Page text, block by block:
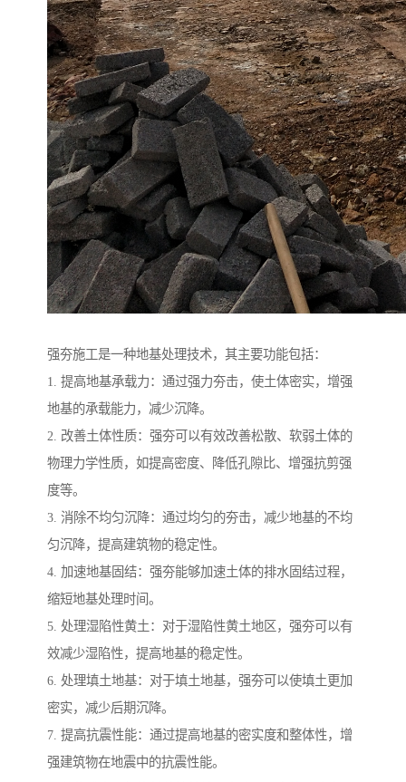
强夯施工是一种地基处理技术，其主要功能包括：
1. 提高地基承载力：通过强力夯击，使土体密实，增强
地基的承载能力，减少沉降。
2. 改善土体性质：强夯可以有效改善松散、软弱土体的
物理力学性质，如提高密度、降低孔隙比、增强抗剪强
度等。
3. 消除不均匀沉降：通过均匀的夯击，减少地基的不均
匀沉降，提高建筑物的稳定性。
4. 加速地基固结：强夯能够加速土体的排水固结过程，
缩短地基处理时间。
5. 处理湿陷性黄土：对于湿陷性黄土地区，强夯可以有
效减少湿陷性，提高地基的稳定性。
6. 处理填土地基：对于填土地基，强夯可以使填土更加
密实，减少后期沉降。
7. 提高抗震性能：通过提高地基的密实度和整体性，增
强建筑物在地震中的抗震性能。